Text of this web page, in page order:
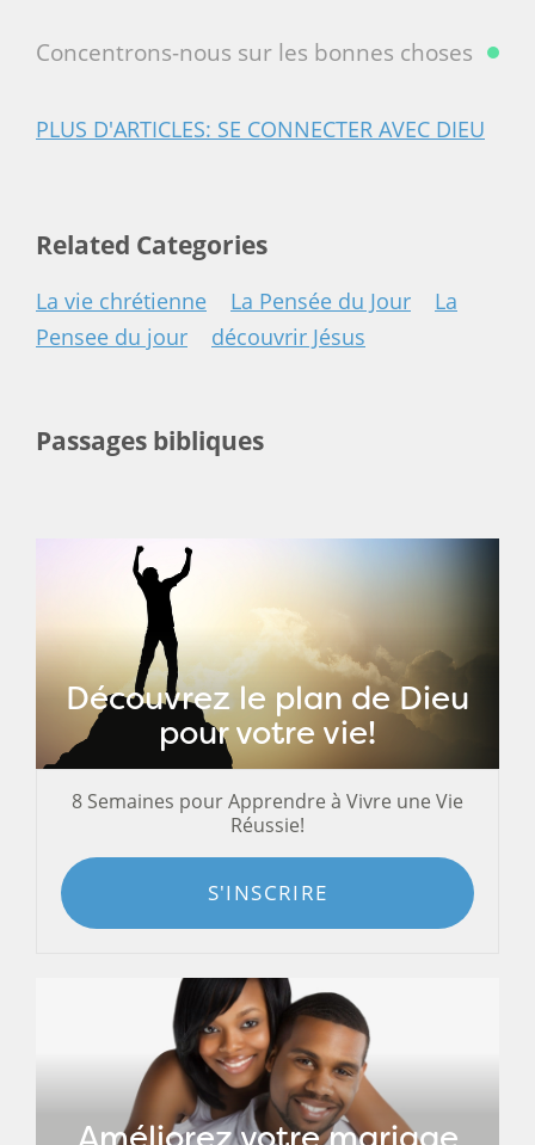
Concentrons-nous sur les bonnes choses
PLUS D'ARTICLES: SE CONNECTER AVEC DIEU
Related Categories
La vie chrétienne La Pensée du Jour
La
Pensee du jour
découvrir Jésus
Passages bibliques
Découvrez le plan de Dieu
pour votre vie!
8 Semaines pour Apprendre à Vivre une Vie
Réussie!
S'INSCRIRE